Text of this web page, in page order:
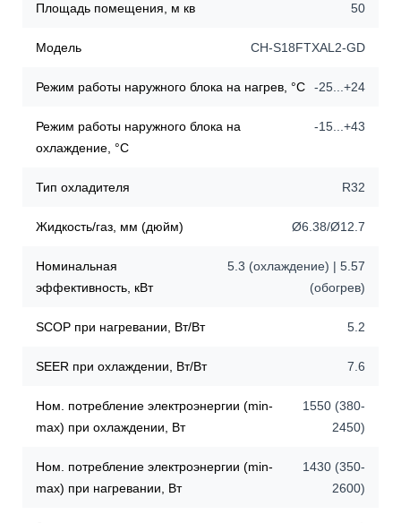
Площадь помещения, м кв 50
Модель CH-S18FTXAL2-GD
Режим работы наружного блока на нагрев, °С -25...+24
Режим работы наружного блока на
охлаждение, °С
-15...+43
Тип охладителя R32
Жидкость/газ, мм (дюйм) Ø6.38/Ø12.7
Номинальная
эффективность, кВт
5.3 (охлаждение) | 5.57
(обогрев)
SCOP при нагревании, Вт/Вт 5.2
SEER при охлаждении, Вт/Вт 7.6
Ном. потребление электроэнергии (min-
max) при охлаждении, Вт
1550 (380-
2450)
Ном. потребление электроэнергии (min-
max) при нагревании, Вт
1430 (350-
2600)